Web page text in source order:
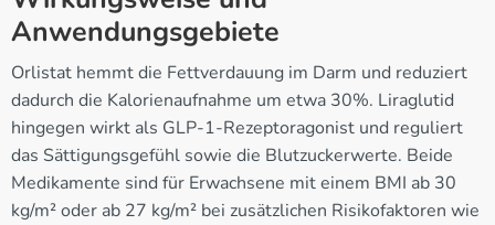
Anwendungsgebiete
Orlistat hemmt die Fettverdauung im Darm und reduziert
dadurch die Kalorienaufnahme um etwa 30%. Liraglutid
hingegen wirkt als GLP-1-Rezeptoragonist und reguliert
das Sättigungsgefühl sowie die Blutzuckerwerte. Beide
Medikamente sind für Erwachsene mit einem BMI ab 30
kg/m² oder ab 27 kg/m² bei zusätzlichen Risikofaktoren wie